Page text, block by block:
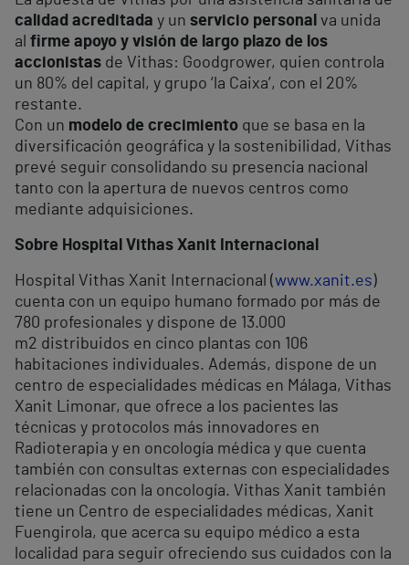
calidad acreditada y un servicio personal va unida
al firme apoyo y visión de largo plazo de los
accionistas de Vithas: Goodgrower, quien controla
un 80% del capital, y grupo ‘la Caixa’, con el 20%
restante.
Con un modelo de crecimiento que se basa en la
diversificación geográfica y la sostenibilidad, Vithas
prevé seguir consolidando su presencia nacional
tanto con la apertura de nuevos centros como
mediante adquisiciones.
Sobre Hospital Vithas Xanit Internacional
Hospital Vithas Xanit Internacional (www.xanit.es)
cuenta con un equipo humano formado por más de
780 profesionales y dispone de 13.000
m2 distribuidos en cinco plantas con 106
habitaciones individuales. Además, dispone de un
centro de especialidades médicas en Málaga, Vithas
Xanit Limonar, que ofrece a los pacientes las
técnicas y protocolos más innovadores en
Radioterapia y en oncología médica y que cuenta
también con consultas externas con especialidades
relacionadas con la oncología. Vithas Xanit también
tiene un Centro de especialidades médicas, Xanit
Fuengirola, que acerca su equipo médico a esta
localidad para seguir ofreciendo sus cuidados con la